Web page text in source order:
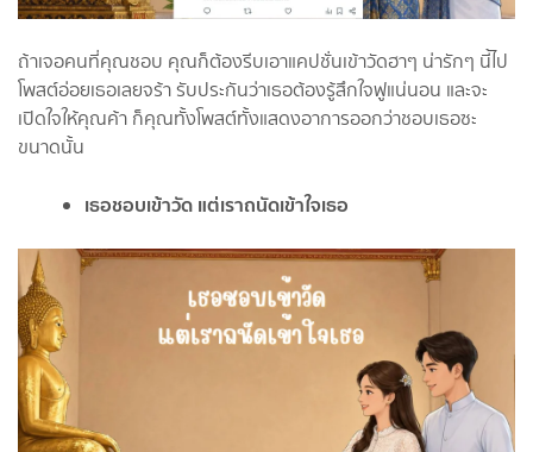
ถ้าเจอคนที่คุณชอบ คุณก็ต้องรีบเอาแคปชั่นเข้าวัดฮาๆ น่ารักๆ นี้ไป
โพสต์อ่อยเธอเลยจร้า รับประกันว่าเธอต้องรู้สึกใจฟูแน่นอน และจะ
เปิดใจให้คุณค้า ก็คุณทั้งโพสต์ทั้งแสดงอาการออกว่าชอบเธอซะ
ขนาดนั้น
เธอชอบเข้าวัด แต่เราถนัดเข้าใจเธอ